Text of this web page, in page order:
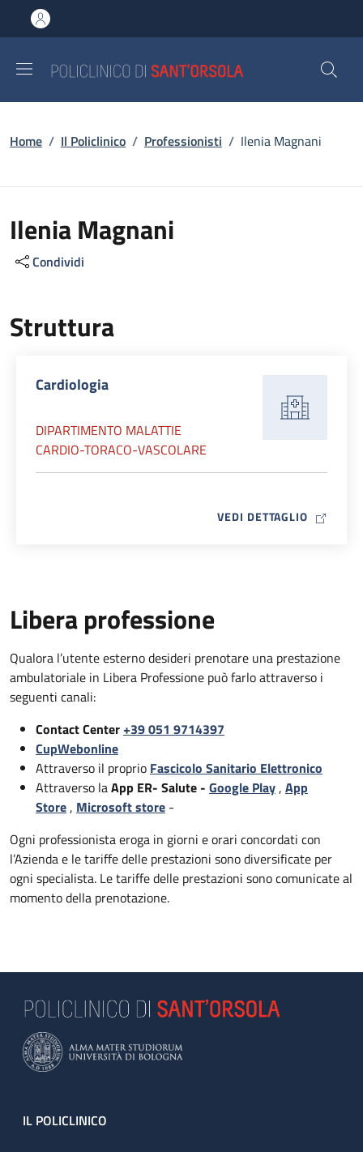
al contenuto principale
to footer content
Briciole di pane
Home / Il Policlinico / Professionisti / Ilenia Magnani
Ilenia Magnani
Condividi
Struttura
Cardiologia
DIPARTIMENTO MALATTIE
CARDIO-TORACO-VASCOLARE
VEDI DETTAGLIO MAP ICON
Libera professione
Qualora l’utente esterno desideri prenotare una prestazione
ambulatoriale in Libera Professione può farlo attraverso i
seguenti canali:
Contact Center+39 051 9714397
CupWebonline
Attraverso il proprio Fascicolo Sanitario Elettronico
Attraverso laApp ER- Salute - Google Play, App
Store, Microsoft store -
Ogni professionista eroga in giorni e orari concordati con
l’Azienda e le tariffe delle prestazioni sono diversificate per
ogni specialista. Le tariffe delle prestazioni sono comunicate al
momento della prenotazione.
Footer
IL POLICLINICO